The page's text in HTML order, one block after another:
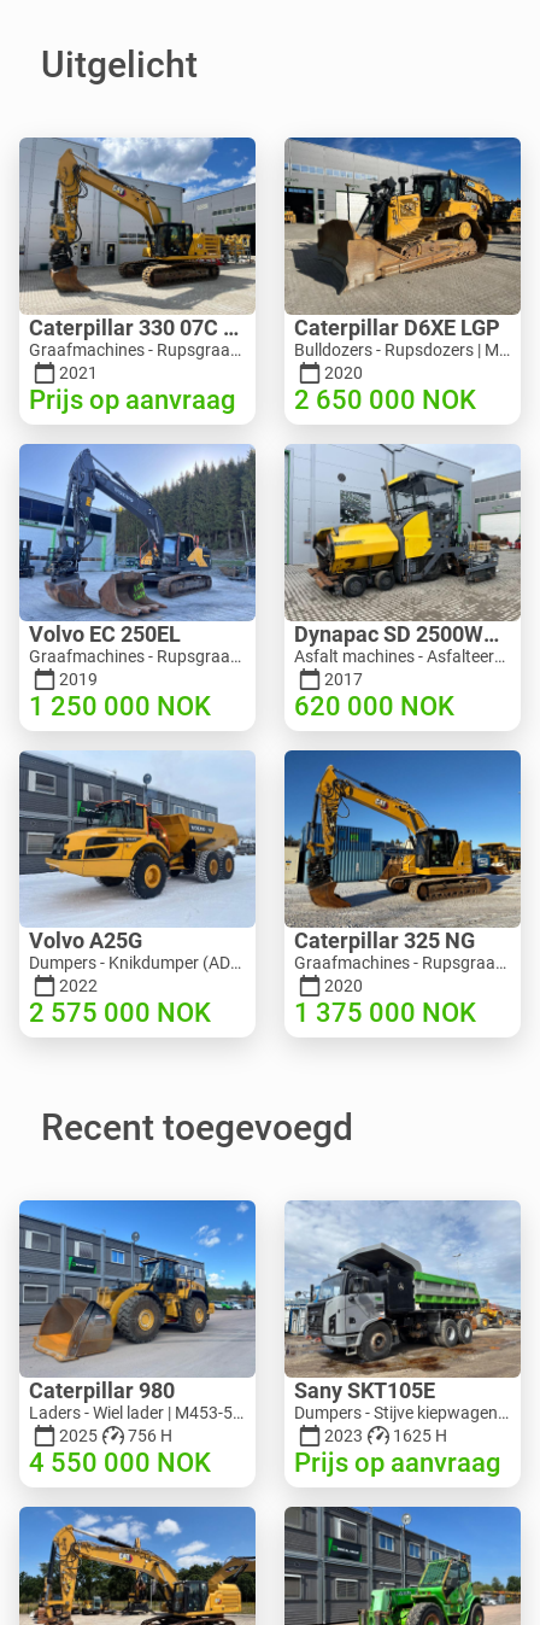
Uitgelicht
Caterpillar 330 07C Next Gen
Graafmachines - Rupsgraafmachine | M816-4487 | 10356
2021
Prijs op aanvraag
Caterpillar D6XE LGP
Bulldozers - Rupsdozers | M354-6704 | 35056
2020
2 650 000 NOK
Volvo EC 250EL
Graafmachines - Rupsgraafmachine | M981-8871 | RGTR26024
2019
1 250 000 NOK
Dynapac SD 2500WS Asfaltutlegger
Asfalt machines - Asfalteermachines | M094-8272 | RGTR26011
2017
620 000 NOK
Volvo A25G
Dumpers - Knikdumper (ADT) | M453-2338 | RGTR25122
2022
2 575 000 NOK
Caterpillar 325 NG
Graafmachines - Rupsgraafmachine | M811-5335 | RGTR25093
2020
1 375 000 NOK
Recent toegevoegd
Caterpillar 980
Laders - Wiel lader | M453-5993 | RGTR26046
2025
756 H
4 550 000 NOK
Sany SKT105E
Dumpers - Stijve kiepwagen | M741-2838 | 25143
2023
1625 H
Prijs op aanvraag